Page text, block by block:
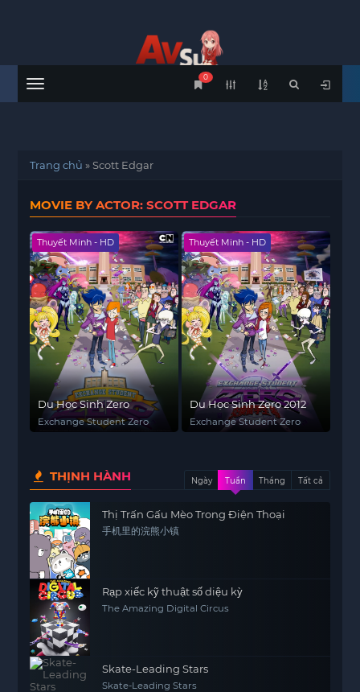
Menu
0
Trang chủ »Scott Edgar
MOVIE BY ACTOR: SCOTT EDGAR
Thuyết Minh - HD
Du Học Sinh Zero
Exchange Student Zero
Thuyết Minh - HD
Du Học Sinh Zero 2012
Exchange Student Zero
THỊNH HÀNH Ngày Tuần Tháng Tất cả
Thị Trấn Gấu Mèo Trong Điện Thoại
手机里的浣熊小镇
Rạp xiếc kỹ thuật số diệu kỳ
The Amazing Digital Circus
Skate-Leading Stars
Skate-Leading Stars